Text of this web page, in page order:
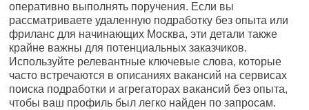
оперативно выполнять поручения. Если вы
рассматриваете удаленную подработку без опыта или
фриланс для начинающих Москва, эти детали также
крайне важны для потенциальных заказчиков.
Используйте релевантные ключевые слова, которые
часто встречаются в описаниях вакансий на сервисах
поиска подработки и агрегаторах вакансий без опыта,
чтобы ваш профиль был легко найден по запросам.